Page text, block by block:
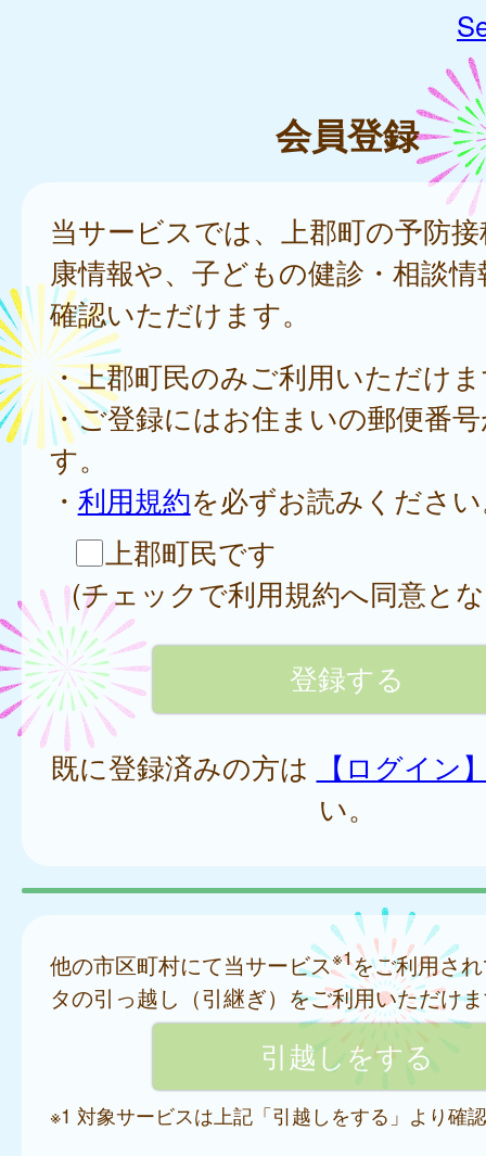
会員登録
当サービスでは、上郡町の予防
康情報や、子どもの健診・相談
確認いただけます。
・上郡町民のみご利用いただけ
・ご登録にはお住まいの郵便番
す。
・ 利用規約を必ずお読みくださ
上郡町民です
(チェックで利用規約へ同意と
既に登録済みの方は
【ログイン
い。
他の市区町村にて当サービス※1をご利用さ
タの引っ越し（引継ぎ）をご利用いただけ
※1 対象サービスは上記「引越しをする」より確